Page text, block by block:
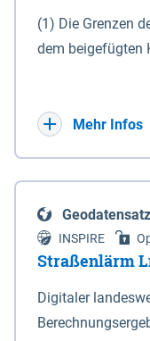
(1) Die Grenzen
dem beigefügten
(DTK) im
verkleinerte
projizierte
Terrestrischen
der Universalen
bezogen auf die
(Anlage 4);
Mehr Infos
Geodatensatz
INSPIRE
Straßenlärm
Digitaler